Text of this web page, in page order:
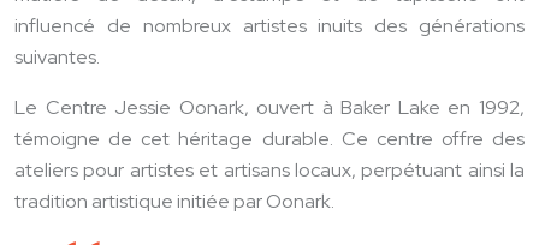
influencé de nombreux artistes inuits des générations
suivantes.
Le Centre Jessie Oonark, ouvert à Baker Lake en 1992,
témoigne de cet héritage durable. Ce centre offre des
ateliers pour artistes et artisans locaux, perpétuant ainsi la
tradition artistique initiée par Oonark.